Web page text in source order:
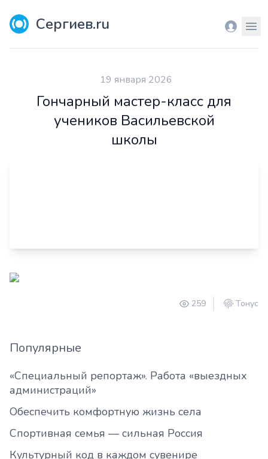
Сергиев.ru Вход
19 января 2026
Гончарный мастер-класс для
учеников Васильевской
школы
259 Тонус
Популярные
«Специальный репортаж». Работа «выездных
администраций»
Обеспечить комфортную жизнь села
Спортивная семья — сильная Россия
Культурный код в каждом сувенире